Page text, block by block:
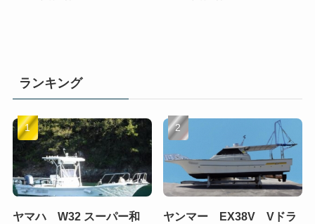
ランキング
ヤマハ W32 スーパー和
ヤンマー EX38V Vドラ